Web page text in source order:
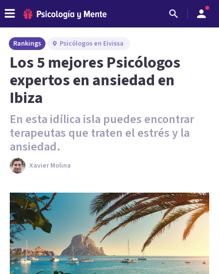
Rankings Psicólogos en Eivissa
Los 5 mejores Psicólogos
expertos en ansiedad en
Ibiza
En esta idílica isla puedes encontrar
terapeutas que traten el estrés y la
ansiedad.
Xavier Molina